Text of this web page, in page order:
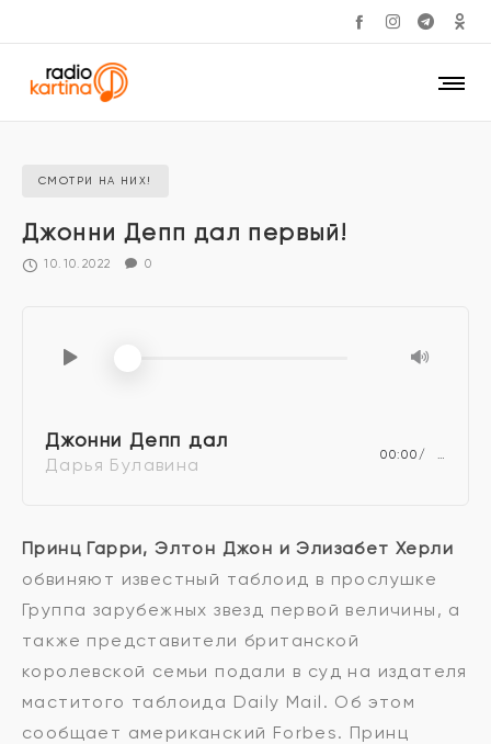
СМОТРИ НА НИХ!
Джонни Депп дал первый!
10.10.2022 0
Джонни Депп дал
Дарья Булавина 00:00 …
Принц Гарри, Элтон Джон и Элизабет Херли
обвиняют известный таблоид в прослушке
Группа зарубежных звезд первой величины, а
также представители британской
королевской семьи подали в суд на издателя
маститого таблоида Daily Mail. Об этом
сообщает американский Forbes. Принц